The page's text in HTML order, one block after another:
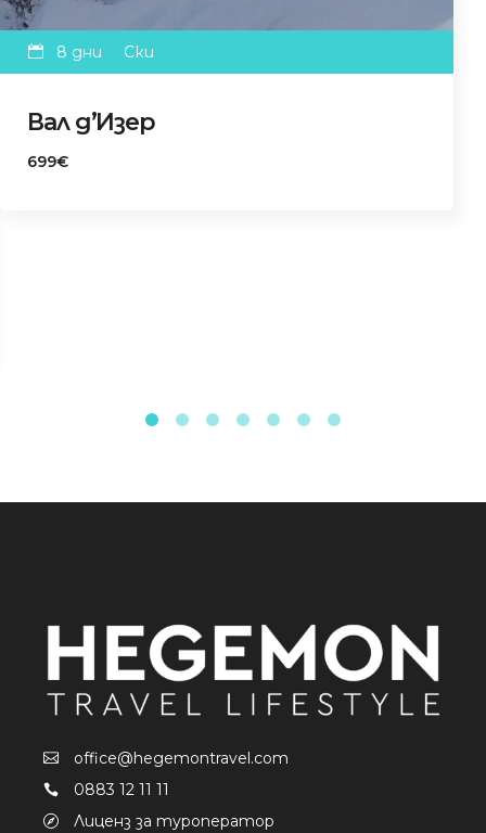
8 дни Ски
Вал д’Изер
699€
office@hegemontravel.com
0883 12 11 11
Лиценз за туроператор